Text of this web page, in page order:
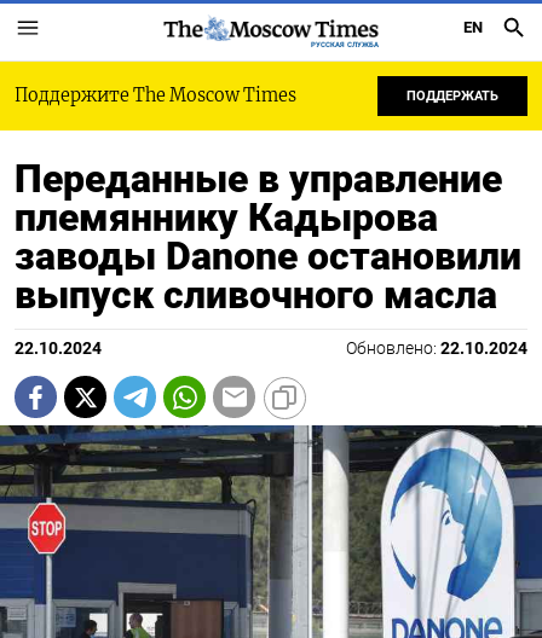
РУССКАЯ СЛУЖБА
EN
Поддержите The Moscow Times ПОДДЕРЖАТЬ
Переданные в управление
племяннику Кадырова
заводы Danone остановили
выпуск сливочного масла
22.10.2024 Обновлено: 22.10.2024